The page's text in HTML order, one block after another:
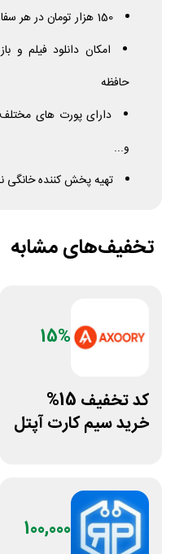
150 هزار تومان در هر سفارشی از قیمت محصول کم می‌شود
امکان دانلود فیلم و
حافظه
دارای پورت های
و...
تهیه پخش کننده
تخفیف‌های مشابه
15%
کد تخفیف 15%
خرید سیم کارت آپتل
100,000